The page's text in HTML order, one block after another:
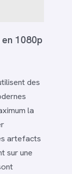
1080p
des
la
artefacts
sur une